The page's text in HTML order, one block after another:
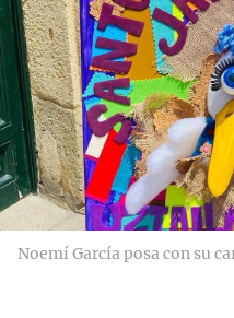
Noemí García posa con su